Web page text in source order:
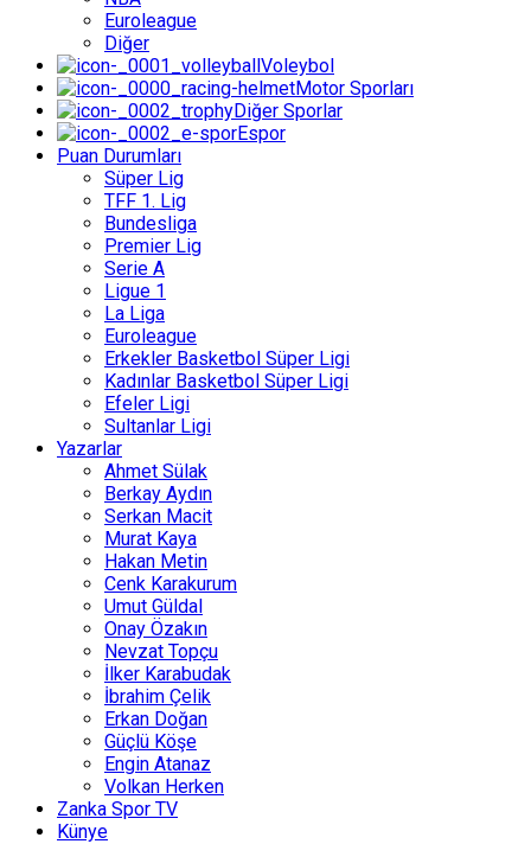
Euroleague
Diğer
Voleybol
Motor Sporları
Diğer Sporlar
Espor
Puan Durumları
Süper Lig
TFF 1. Lig
Bundesliga
Premier Lig
Serie A
Ligue 1
La Liga
Euroleague
Erkekler Basketbol Süper Ligi
Kadınlar Basketbol Süper Ligi
Efeler Ligi
Sultanlar Ligi
Yazarlar
Ahmet Sülak
Berkay Aydın
Serkan Macit
Murat Kaya
Hakan Metin
Cenk Karakurum
Umut Güldal
Onay Özakın
Nevzat Topçu
İlker Karabudak
İbrahim Çelik
Erkan Doğan
Güçlü Köşe
Engin Atanaz
Volkan Herken
Zanka Spor TV
Künye